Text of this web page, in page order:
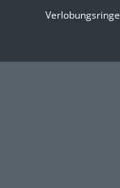
Verlobungsringe